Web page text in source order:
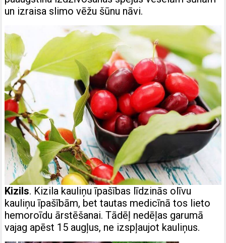
un izraisa slimo vēžu šūnu nāvi.
Kizils. Kizila kauliņu īpašības līdzinās olīvu
kauliņu īpašībām, bet tautas medicīnā tos lieto
hemoroīdu ārstēšanai. Tādēļ nedēļas garumā
vajag apēst 15 augļus, ne izspļaujot kauliņus.